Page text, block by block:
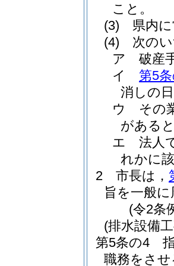
こと。
(3)
県内
(4)
次の
ア
破産
イ
第5
消しの
ウ
その
がある
エ
法人
れかに
2
市長は，
旨を一般
(令2条
(排水設備
第5条の4
職務をさ